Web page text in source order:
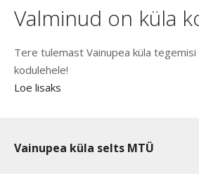
Valminud on küla
Tere tulemast Vainupea küla tegemisi
kodulehele!
Loe lisaks
Vainupea küla selts MTÜ